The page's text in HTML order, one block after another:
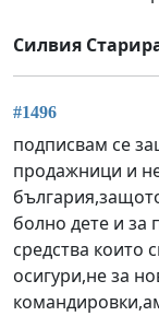
Силвия
#1496
подписвам се
продажници и
болно дете и за
средства които
осигури,не за